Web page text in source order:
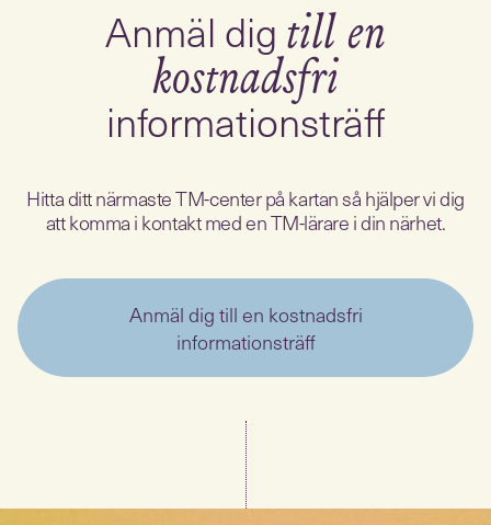
Anmäl dig till en
kostnadsfri
informationsträff
Hitta ditt närmaste TM-center på kartan så hjälper vi dig
att komma i kontakt med en TM-lärare i din närhet.
Anmäl dig till en kostnadsfri
informationsträff